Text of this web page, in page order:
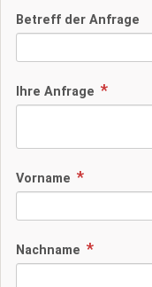
Betreff der Anfrage
Ihre Anfrage
Vorname
Nachname